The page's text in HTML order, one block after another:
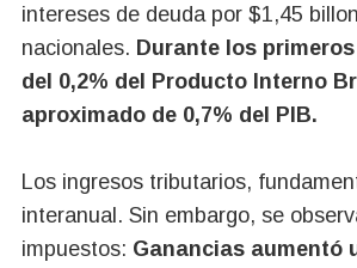
intereses de deuda por $1,45
nacionales. Durante los
del 0,2% del Producto Interno
aproximado de 0,7% del PIB.
Los ingresos tributarios,
interanual. Sin embargo, se
impuestos: Ganancias aumentó